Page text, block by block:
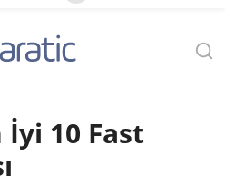
İyi 10 Fast